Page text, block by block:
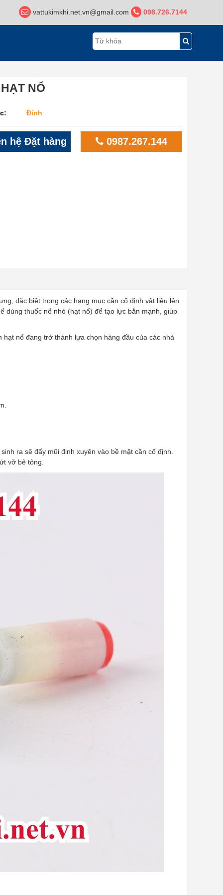
vattukimkhi.net.vn@gmail.com 098.726.7144
NỔ
Đinh
hệ Đặt hàng 0987.267.144
đặc biệt trong các hạng mục cần cố định vật liệu lên
dùng thuốc nổ nhỏ (hạt nổ) để tạo lực bắn mạnh, giúp
nổ đang trở thành lựa chọn hàng đầu của các nhà
ra sẽ đẩy mũi đinh xuyên vào bề mặt cần cố định.
vỡ bê tông.